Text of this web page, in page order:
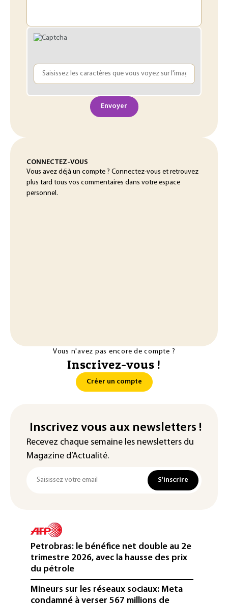
Envoyer
CONNECTEZ-VOUS
Vous avez déjà un compte ? Connectez-vous et retrouvez
plus tard tous vos commentaires dans votre espace
personnel.
Vous n'avez pas encore de compte ?
Inscrivez-vous !
Créer un compte
Inscrivez vous aux newsletters !
Recevez chaque semaine les newsletters du
Magazine d’Actualité.
S'inscrire
Petrobras: le bénéfice net double au 2e
trimestre 2026, avec la hausse des prix
du pétrole
Mineurs sur les réseaux sociaux: Meta
condamné à verser 567 millions de